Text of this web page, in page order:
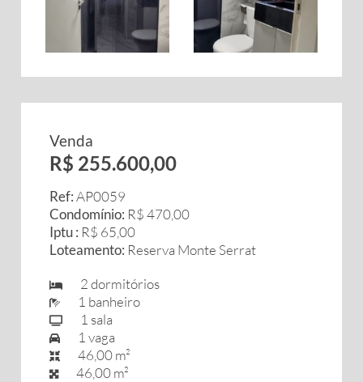
Venda
R$ 255.600,00
Ref:AP0059
Condomínio: R$ 470,00
Iptu : R$ 65,00
Loteamento: Reserva Monte Serrat
2 dormitórios
1 banheiro
1 sala
1 vaga
46,00 m²
46,00 m²